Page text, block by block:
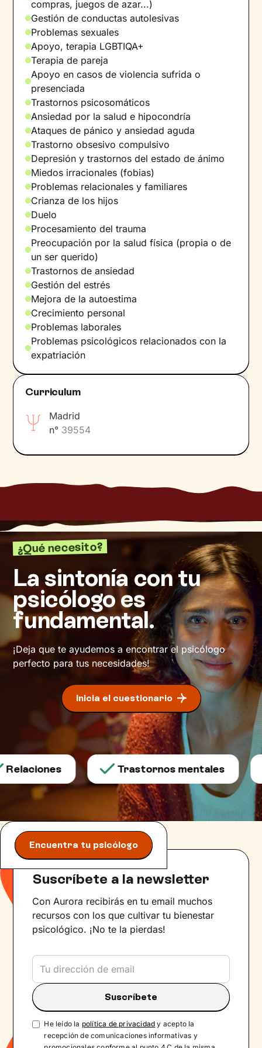
encontrar un nuevo sentido a su vida y
relaciones.
Sobre mí:Para mí, la terapia es de las mejores
herramientas que tenemos las personas para
encontrar formas de mejorar en nuestra vida,
de encontrarle un sentido a nuestra vida, de
aprender qué cosas no nos hacen bien y qué
cosas necesitamos para estar mejor.
Idiomas:Español
compras, juegos de azar...)
Gestión de conductas autolesivas
Problemas sexuales
Apoyo, terapia LGBTIQA+
Terapia de pareja
Apoyo en casos de violencia sufrida o
presenciada
Trastornos psicosomáticos
Ansiedad por la salud e hipocondría
Ataques de pánico y ansiedad aguda
Trastorno obsesivo compulsivo
Depresión y trastornos del estado de ánimo
Miedos irracionales (fobias)
Problemas relacionales y familiares
Crianza de los hijos
Duelo
Procesamiento del trauma
Preocupación por la salud física (propia o de
un ser querido)
Trastornos de ansiedad
Gestión del estrés
Mejora de la autoestima
Crecimiento personal
Problemas laborales
Problemas psicológicos relacionados con la
expatriación
Curriculum
Madrid
n° 39554
¿Qué necesito?
La sintonía con tu
psicólogo es
fundamental.
¡Deja que te ayudemos a encontrar el psicólogo
perfecto para tus necesidades!
Inicia el cuestionario
Relaciones Trastornos mentales
Encuentra tu psicólogo
Suscríbete a la newsletter
Con Aurora recibirás en tu email muchos
recursos con los que cultivar tu bienestar
psicológico. ¡No te la pierdas!
He leído la política de privacidad y acepto la
recepción de comunicaciones informativas y